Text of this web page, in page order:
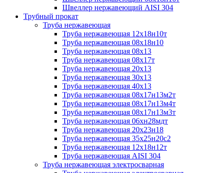
Швеллер нержавеющий AISI 304
Трубный прокат
Труба нержавеющая
Труба нержавеющая 12х18н10т
Труба нержавеющая 08х18н10
Труба нержавеющая 08х13
Труба нержавеющая 08х17т
Труба нержавеющая 20х13
Труба нержавеющая 30х13
Труба нержавеющая 40х13
Труба нержавеющая 08х17н13м2т
Труба нержавеющая 08х17н13м4т
Труба нержавеющая 08х17н13м3т
Труба нержавеющая 06хн28мдт
Труба нержавеющая 20х23н18
Труба нержавеющая 35х25н20с2
Труба нержавеющая 12х18н12т
Труба нержавеющая AISI 304
Труба нержавеющая электросварная